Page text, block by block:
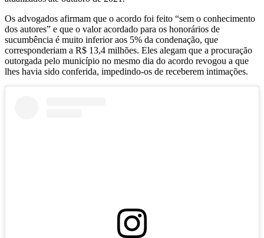
Os advogados afirmam que o acordo foi feito “sem o conhecimento
dos autores” e que o valor acordado para os honorários de
sucumbência é muito inferior aos 5% da condenação, que
corresponderiam a R$ 13,4 milhões. Eles alegam que a procuração
outorgada pelo município no mesmo dia do acordo revogou a que
lhes havia sido conferida, impedindo-os de receberem intimações.